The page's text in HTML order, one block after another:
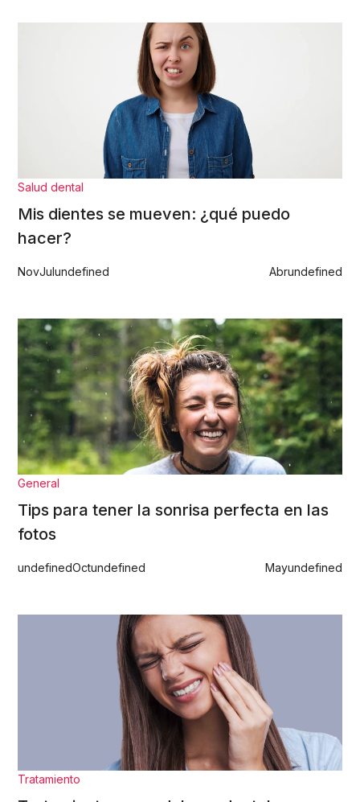
Salud dental
Mis dientes se mueven: ¿qué puedo
hacer?
NovJulundefined Abrundefined
General
Tips para tener la sonrisa perfecta en las
fotos
undefinedOctundefined Mayundefined
Tratamiento